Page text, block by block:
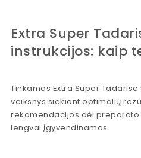
Extra Super
instrukcijos: kaip
Tinkamas Extra Super
veiksnys siekiant optimalių
rekomendacijos dėl
lengvai įgyvendinamos.